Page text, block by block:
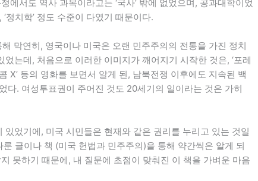
에서도 역사 과목이라고는 ‘국사’ 밖에 없었으며, 공과대학이었
정치학’ 정도 수준이 다였기 때문이다.
해 막연히, 영국이나 미국은 오랜 민주주의의 전통을 가진 정치
는데, 처음으로 이러한 이미지가 깨어지기 시작한 것은, ‘포레
콤 X’ 등의 영화를 보면서 알게 된, 남북전쟁 이후에도 지속된 백
다. 여성투표권이 주어진 것도 20세기의 일이라는 것은 가히
었기에, 미국 시민들은 현재와 같은 권리를 누리고 있는 것일
글이나 책 (미국 헌법과 민주주의)을 통해 약간씩은 알게 되
못하기 때문에, 내 질문에 초점이 맞춰진 이 책을 가벼운 마음